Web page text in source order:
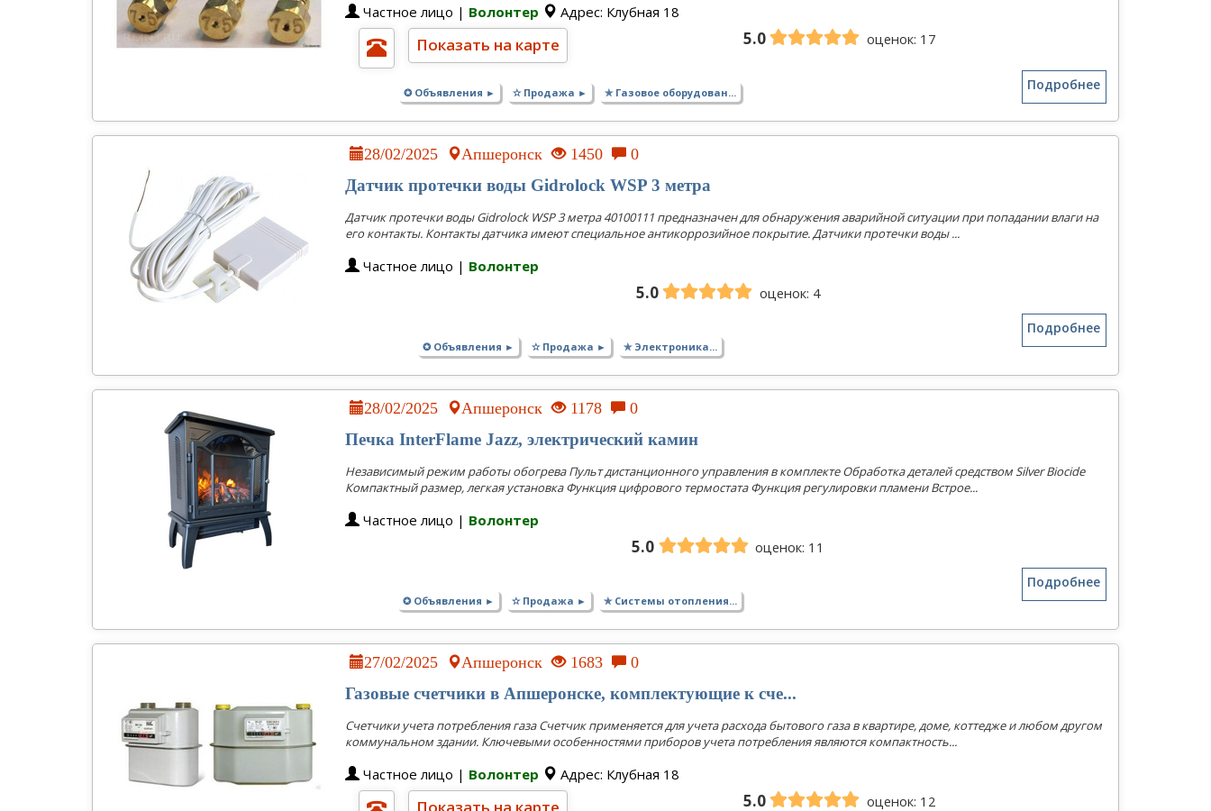
Частное лицо | Волонтер Адрес: Клубная 18
Показать на карте 5.0 оценок: 17
Подробнее
✪ Объявления ► ✫ Продажа ► ✯ Газовое оборудован...
28/02/2025 Апшеронск 1450 0
Датчик протечки воды Gidrolock WSP 3 метра
Датчик протечки воды Gidrolock WSP 3 метра 40100111 предназначен для обнаружения аварийной ситуации при попадании влаги на
его контакты. Контакты датчика имеют специальное антикоррозийное покрытие. Датчики протечки воды ...
Частное лицо | Волонтер
5.0 оценок: 4
Подробнее
✪ Объявления ► ✫ Продажа ► ✯ Электроника...
28/02/2025 Апшеронск 1178 0
Печка InterFlame Jazz, электрический камин
Независимый режим работы обогрева Пульт дистанционного управления в комплекте Обработка деталей средством Silver Biocide
Компактный размер, легкая установка Функция цифрового термостата Функция регулировки пламени Встрое...
Частное лицо | Волонтер
5.0 оценок: 11
Подробнее
✪ Объявления ► ✫ Продажа ► ✯ Системы отопления...
27/02/2025 Апшеронск 1683 0
Газовые счетчики в Апшеронске, комплектующие к сче...
Счетчики учета потребления газа Счетчик применяется для учета расхода бытового газа в квартире, доме, коттедже и любом другом
коммунальном здании. Ключевыми особенностями приборов учета потребления являются компактность...
Частное лицо | Волонтер Адрес: Клубная 18
5.0 оценок: 12